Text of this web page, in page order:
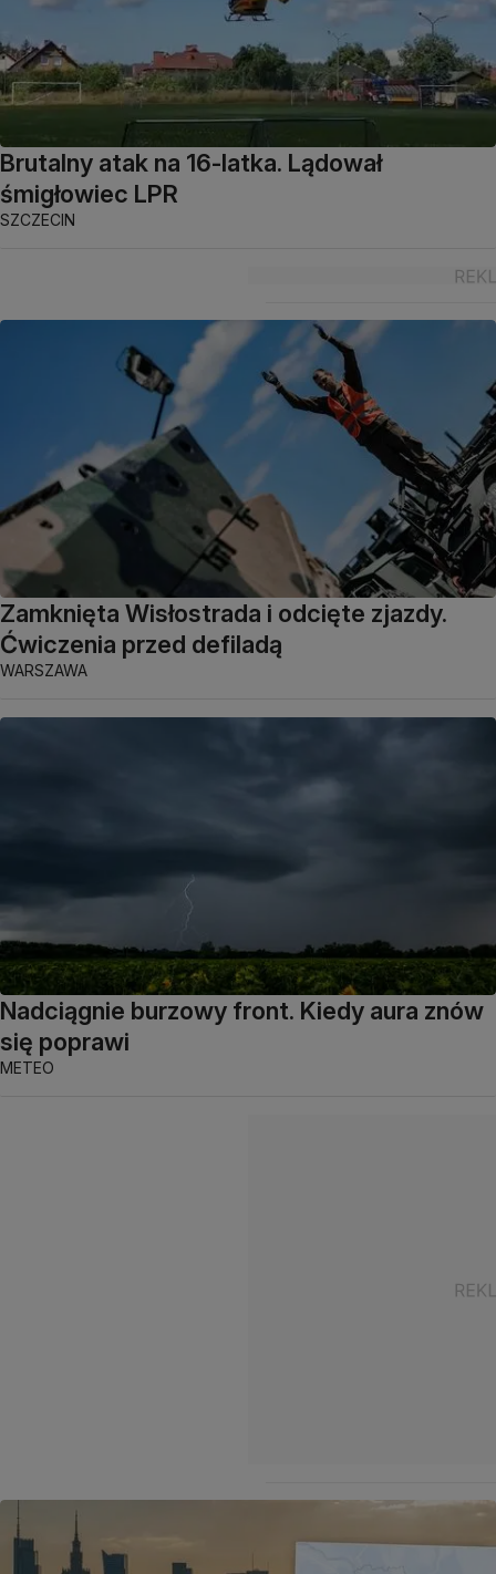
Brutalny atak na 16-latka. Lądował
śmigłowiec LPR
SZCZECIN
Zamknięta Wisłostrada i odcięte zjazdy.
Ćwiczenia przed defiladą
WARSZAWA
Nadciągnie burzowy front. Kiedy aura znów
się poprawi
METEO